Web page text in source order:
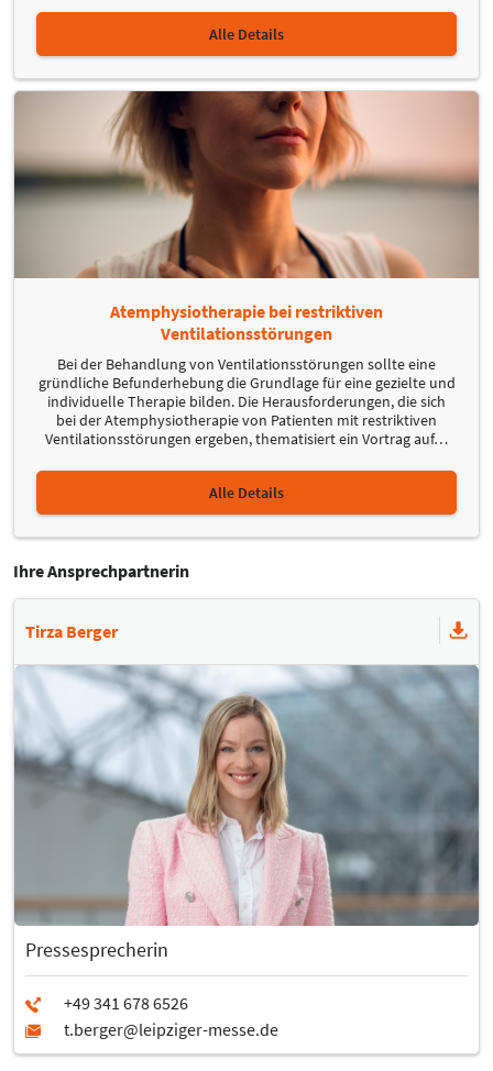
Alle Details
Atemphysiotherapie bei restriktiven
Ventilationsstörungen
Bei der Behandlung von Ventilationsstörungen sollte eine
gründliche Befunderhebung die Grundlage für eine gezielte und
individuelle Therapie bilden. Die Herausforderungen, die sich
bei der Atemphysiotherapie von Patienten mit restriktiven
Ventilationsstörungen ergeben, thematisiert ein Vortrag auf…
Alle Details
Ihre Ansprechpartnerin
Tirza Berger
Pressesprecherin